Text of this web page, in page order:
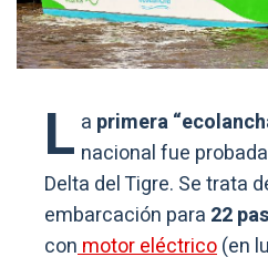
L a primera
nacional fue
Delta del Tigre. Se trata
embarcación para 22
conmotor eléctrico(en